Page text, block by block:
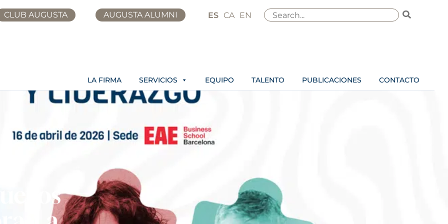
CLUB AUGUSTA AUGUSTA ALUMNI ES CA EN
Buscar
por:
LA FIRMA SERVICIOS EQUIPO TALENTO PUBLICACIONES CONTACTO